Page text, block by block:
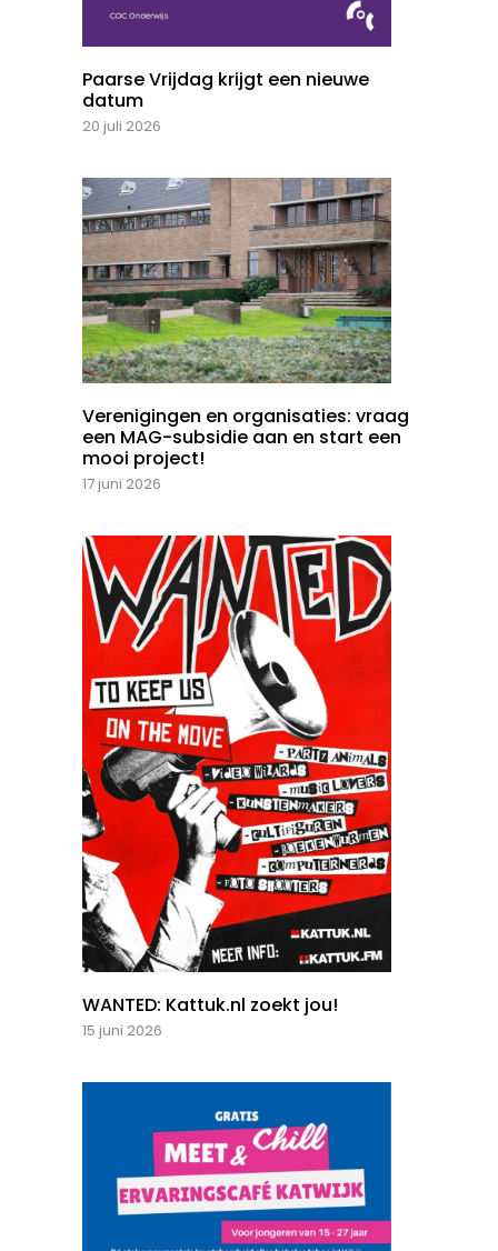
Paarse Vrijdag krijgt een nieuwe
datum
20 juli 2026
Verenigingen en organisaties: vraag
een MAG-subsidie aan en start een
mooi project!
17 juni 2026
WANTED: Kattuk.nl zoekt jou!
15 juni 2026